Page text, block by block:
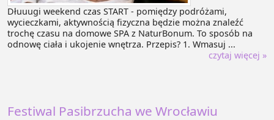
Dłuuugi weekend czas START - pomiędzy podróżami,
wycieczkami, aktywnością fizyczna będzie można znaleźć
trochę czasu na domowe SPA z NaturBonum. To sposób na
odnowę ciała i ukojenie wnętrza. Przepis? 1. Wmasuj ...
czytaj więcej »
Festiwal Pasibrzucha we Wrocławiu